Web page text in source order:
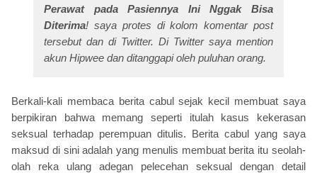
Perawat pada Pasiennya Ini Nggak Bisa
Diterima! saya protes di kolom komentar post
tersebut dan di Twitter. Di Twitter saya mention
akun Hipwee dan ditanggapi oleh puluhan orang.
Berkali-kali membaca berita cabul sejak kecil membuat saya
berpikiran bahwa memang seperti itulah kasus kekerasan
seksual terhadap perempuan ditulis. Berita cabul yang saya
maksud di sini adalah yang menulis membuat berita itu seolah-
olah reka ulang adegan pelecehan seksual dengan detail